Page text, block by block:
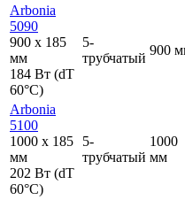
Arbonia
5090
900 x 185
мм
184 Вт (dT
60°C)
5-
трубчатый
900
Arbonia
5100
1000 x 185
мм
202 Вт (dT
60°C)
5-
трубчатый
1000
мм